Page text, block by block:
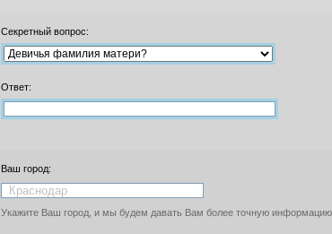
Секретный вопрос:
Ответ:
Ваш город:
Укажите Ваш город, и мы будем давать Вам более точную информацию.